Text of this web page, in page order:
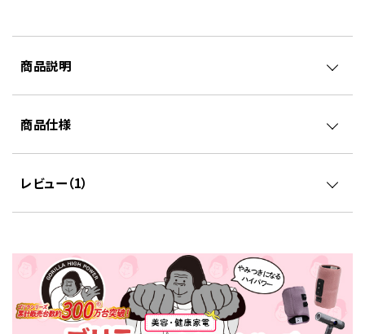
商品説明
商品仕様
レビュー（1）